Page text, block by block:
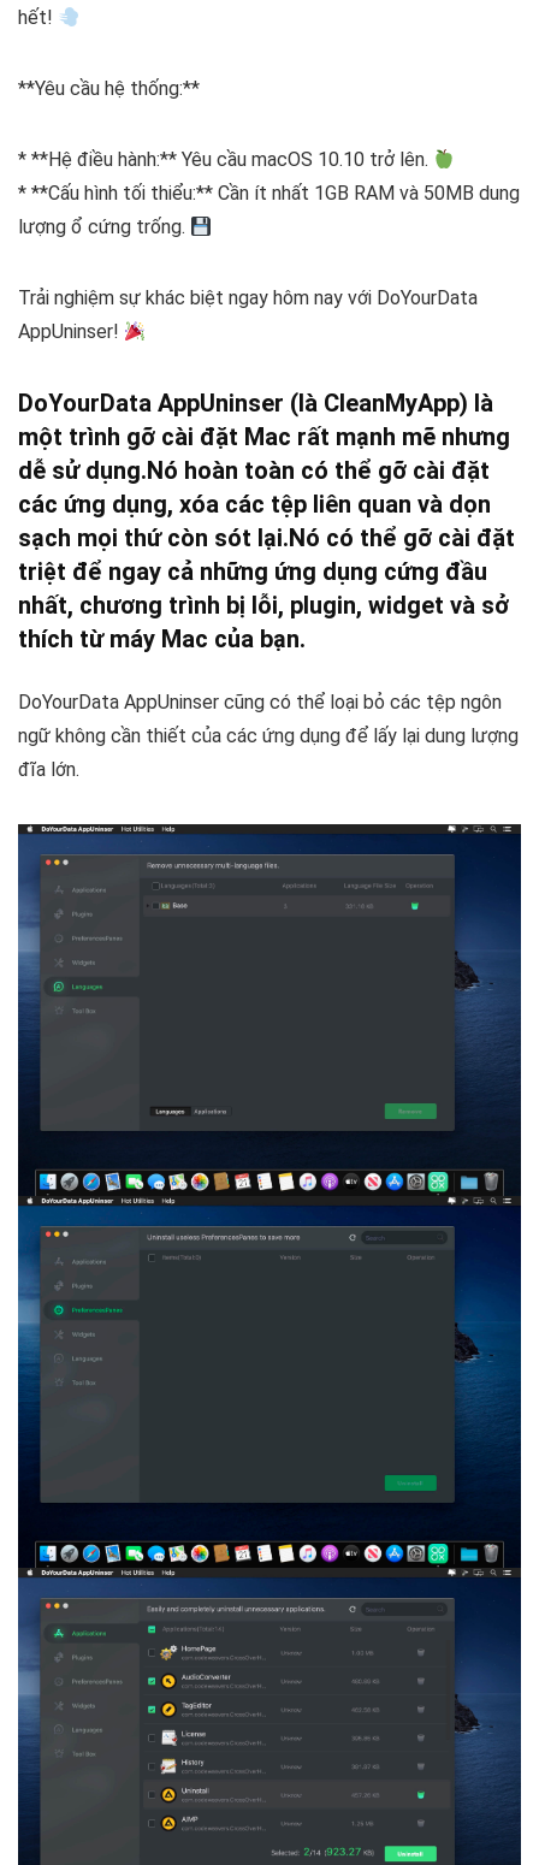
hết!
**Yêu cầu hệ thống:**
* **Hệ điều hành:** Yêu cầu macOS 10.10 trở lên.
* **Cấu hình tối thiểu:** Cần ít nhất 1GB RAM và 50MB dung
lượng ổ cứng trống.
Trải nghiệm sự khác biệt ngay hôm nay với DoYourData
AppUninser!
DoYourData AppUninser (là CleanMyApp) là
một trình gỡ cài đặt Mac rất mạnh mẽ nhưng
dễ sử dụng.Nó hoàn toàn có thể gỡ cài đặt
các ứng dụng, xóa các tệp liên quan và dọn
sạch mọi thứ còn sót lại.Nó có thể gỡ cài đặt
triệt để ngay cả những ứng dụng cứng đầu
nhất, chương trình bị lỗi, plugin, widget và sở
thích từ máy Mac của bạn.
DoYourData AppUninser cũng có thể loại bỏ các tệp ngôn
ngữ không cần thiết của các ứng dụng để lấy lại dung lượng
đĩa lớn.